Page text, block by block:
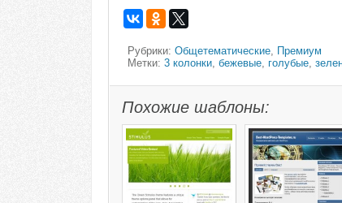
Рубрики: Общетематические Премиум
Метки: 3 колонки бежевые голубые
Похожие шаблоны: